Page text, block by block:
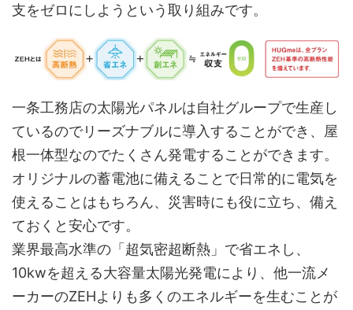
支をゼロにしようという取り組みです。
一条工務店の太陽光パネルは自社グループで生産し
ているのでリーズナブルに導入することができ、屋
根一体型なのでたくさん発電することができます。
オリジナルの蓄電池に備えることで日常的に電気を
使えることはもちろん、災害時にも役に立ち、備え
ておくと安心です。
業界最高水準の「超気密超断熱」で省エネし、
10kwを超える大容量太陽光発電により、他一流メ
ーカーのZEHよりも多くのエネルギーを生むことが